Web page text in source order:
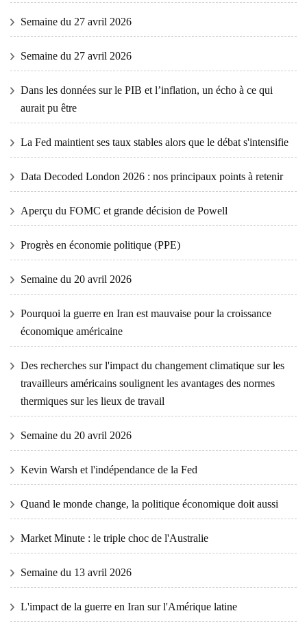
Semaine du 27 avril 2026
Semaine du 27 avril 2026
Dans les données sur le PIB et l’inflation, un écho à ce qui
aurait pu être
La Fed maintient ses taux stables alors que le débat s'intensifie
Data Decoded London 2026 : nos principaux points à retenir
Aperçu du FOMC et grande décision de Powell
Progrès en économie politique (PPE)
Semaine du 20 avril 2026
Pourquoi la guerre en Iran est mauvaise pour la croissance
économique américaine
Des recherches sur l'impact du changement climatique sur les
travailleurs américains soulignent les avantages des normes
thermiques sur les lieux de travail
Semaine du 20 avril 2026
Kevin Warsh et l'indépendance de la Fed
Quand le monde change, la politique économique doit aussi
Market Minute : le triple choc de l'Australie
Semaine du 13 avril 2026
L'impact de la guerre en Iran sur l'Amérique latine